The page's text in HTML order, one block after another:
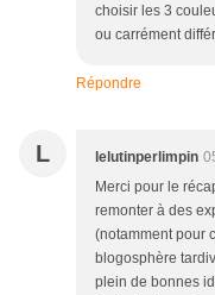
choisir les 3
ou carrément
Répondre
L lelutinperlimpin
Merci pour le
remonter à des
(notamment pour
blogosphère
plein de bonnes